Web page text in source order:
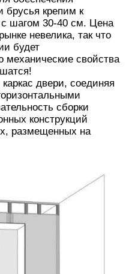
брусья крепим к
шагом 30-40 см. Цена
невелика, так что
будет
механические свойства
двери, соединяя
сборки
конструкций
размещенных на